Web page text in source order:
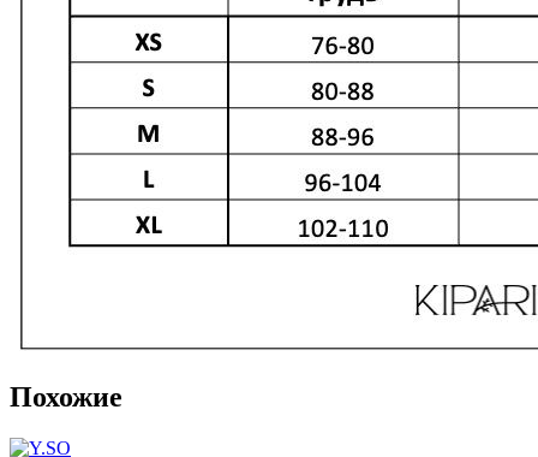
Похожие